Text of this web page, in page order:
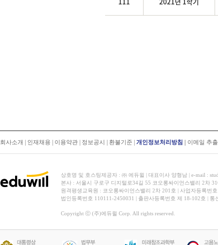
회사소개 인재채용 이용약관 정보공시 환불기준 개인정보처리방침 이메일 추
상호명 및 호스팅제공자 : ㈜ 에듀윌 | 대표이사 양형남 | e-mail :
본사 : 서울시 구로구 디지털로34길 55 코오롱싸이언스밸리 2차
원격평생교육원 : 코오롱싸이언스밸리 2차 201호 | 사업자등록번
법인등록번호 110111-2450031 | 출판사등록번호 제 18-102호 |
Copyright ⓒ (주)에듀윌 Corp. All rights reserved.